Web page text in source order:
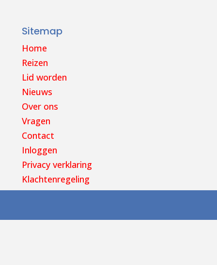
Sitemap
Home
Reizen
Lid worden
Nieuws
Over ons
Vragen
Contact
Inloggen
Privacy verklaring
Klachtenregeling